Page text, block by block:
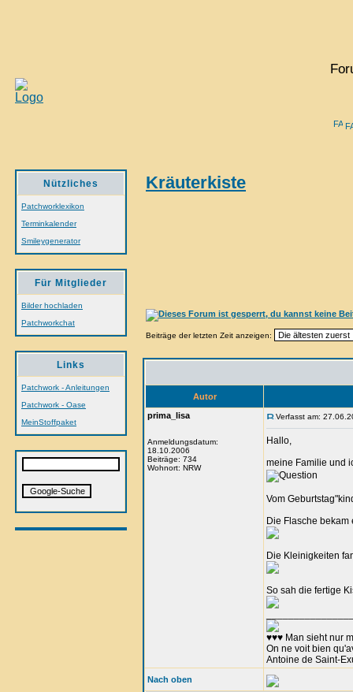
Nützliches
Patchworklexikon
Terminkalender
Smileygenerator
Für Mitglieder
Bilder hochladen
Patchworkchat
Links
Patchwork - Anleitungen
Patchwork - Oase
MeinStoffpaket
Kräuterkiste
Beiträge der letzten Zeit anzeigen:
Autor
prima_lisa
Anmeldungsdatum:
18.10.2006
Beiträge: 734
Wohnort: NRW
Verfasst am:
Hallo,
meine Familie und
Vom
Die Flasche
Die Kleinigkeiten
So sah die fertige
♥♥♥ Man sieht nur
On ne voit bien
Antoine de Saint-
Nach oben